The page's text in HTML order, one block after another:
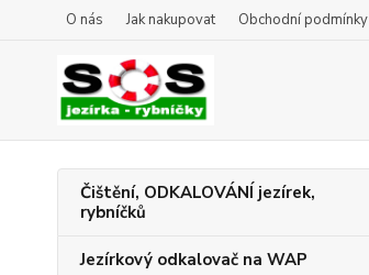
O nás Jak nakupovat Obchodní podmínky
Čištění, ODKALOVÁNÍ jezírek,
rybníčků
Jezírkový odkalovač na WAP